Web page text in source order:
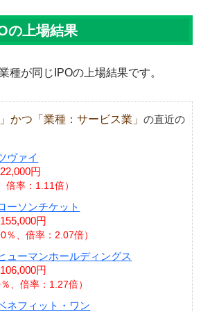
の上場結果
種が同じIPOの上場結果です。
かつ「業種：サービス業」 の直近の
ヴァイ
22,000円
倍率：1.11倍
ーソンチケット
155,000円
％、倍率：2.07倍
ューマンホールディングス
106,000円
、倍率：1.27倍
ネフィット・ワン